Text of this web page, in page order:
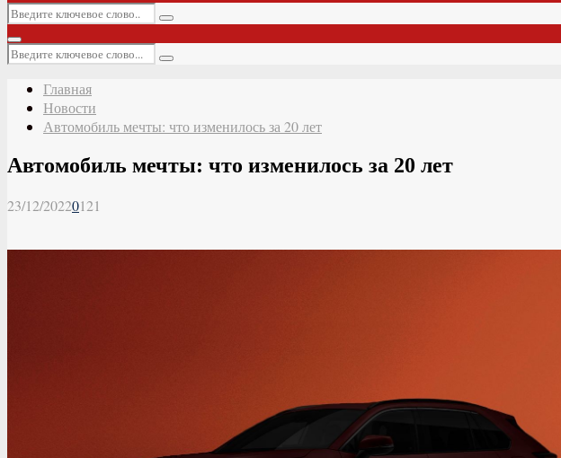
Искать:
Поиск
Основное
меню
Искать:
Поиск
Главная
Новости
Автомобиль мечты: что изменилось за 20 лет
Автомобиль мечты: что изменилось за 20 лет
23/12/20220121